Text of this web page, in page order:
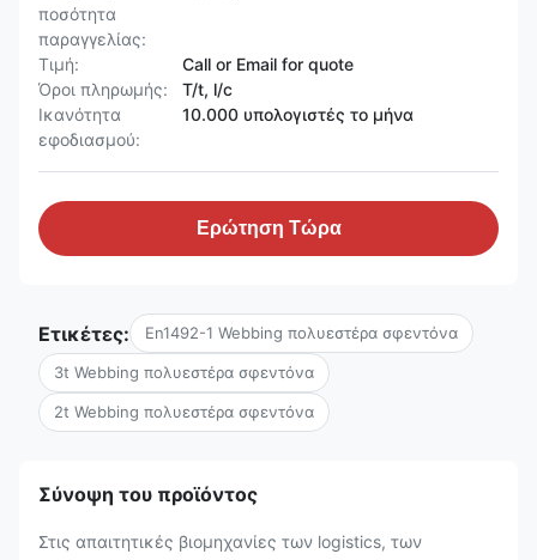
ποσότητα
παραγγελίας:
Τιμή:
Call or Email for quote
Όροι πληρωμής:
T/t, l/c
Ικανότητα
εφοδιασμού:
10.000 υπολογιστές το μήνα
Ερώτηση Τώρα
Ετικέτες: En1492-1 Webbing πολυεστέρα σφεντόνα
3t Webbing πολυεστέρα σφεντόνα
2t Webbing πολυεστέρα σφεντόνα
Σύνοψη του προϊόντος
Στις απαιτητικές βιομηχανίες των logistics, των